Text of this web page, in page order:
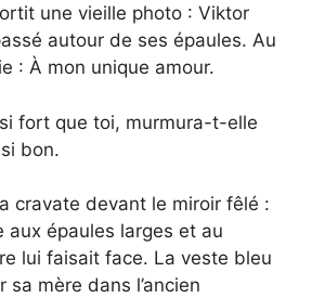
une vieille photo : Viktor
autour de ses épaules. Au
: À mon unique amour.
fort que toi, murmura-t-elle
bon.
cravate devant le miroir fêlé :
aux épaules larges et au
lui faisait face. La veste bleu
mère dans l’ancien